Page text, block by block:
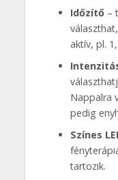
Időzítő–
aktív, pl.
Nappalra
pedig
Színes
tartozik.